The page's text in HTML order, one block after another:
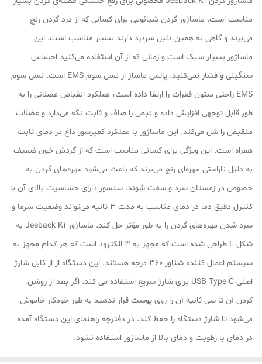
مناسب است. ماساژور گردن شیائومی برای کسانی که از درد گردن رنج
می‌برند و گاهی به همین دلیل سردرد دارند بسیار مناسب است. این
ماساژور بسیار سبک است و زمانی که از آن استفاده می‌کنید احساس
سنگینی و فشار نمی‌کنید. پالس ماساژ از نسل سوم EMS است. نسل سوم
EMS راحتی ستون فقرات را ارتقا داده است، عملکرد انقباض عضلانی را به
طور قابل توجهی افزایش داده و نبض را صاف و ثابت نگه می‌دارد و عضلات
منقبض را شل می‌کند. این ماساژور با عملکرد کمپرسور داغ در دمای ثابت
همراه است. این ویژگی برای کسانی مناسب است که از گردش خون ضعیف
به دلیل ناراحتی مهره‌ای رنج می‌برند که باعث می‌شود مهره‌های گردن به
خصوص در زمستان سرد و سفت شوند. سنسور دارای حساسیت بالای آن با
کنترل دقیق دما در دمای مناسب به مدت 3 ثانیه می‌تواند وضعیت سرما و
سرد شدن مهره‌های گردن را به طور مؤثر حل کند. ماساژور Jeeback K1 به
شکل L طراحی شده است که مجهز به 3 الکترود است که هر کدام مجهز به
سیستم اعمال کننده شناور 360 درجه هستند. این دستگاه از از کابل شارژ
اصلی USB Type-C برای شارژ سریع استفاده می کند. اگر بعد از روشن
کردن آن تا سی ثانیه آن را روی پوست قرار ندهید به طور خودکار خاموش
می‌شود تا شارژ دستگاه را حفظ کند. در دفترچه راهنمای این دستگاه آمده
در دمای با رطوبت و دمای بالا از ماساژور استفاده نشود.